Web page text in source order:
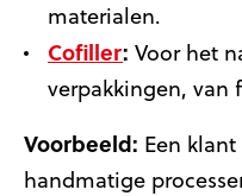
materialen.
Cofiller: Voor het
verpakkingen, van
Voorbeeld: Een
handmatige